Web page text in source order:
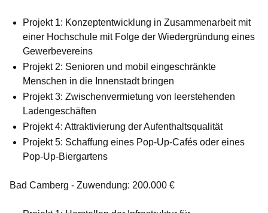
Projekt 1: Konzeptentwicklung in Zusammenarbeit mit
einer Hochschule mit Folge der Wiedergründung eines
Gewerbevereins
Projekt 2: Senioren und mobil eingeschränkte
Menschen in die Innenstadt bringen
Projekt 3: Zwischenvermietung von leerstehenden
Ladengeschäften
Projekt 4: Attraktivierung der Aufenthaltsqualität
Projekt 5: Schaffung eines Pop-Up-Cafés oder eines
Pop-Up-Biergartens
Bad Camberg - Zuwendung: 200.000 €